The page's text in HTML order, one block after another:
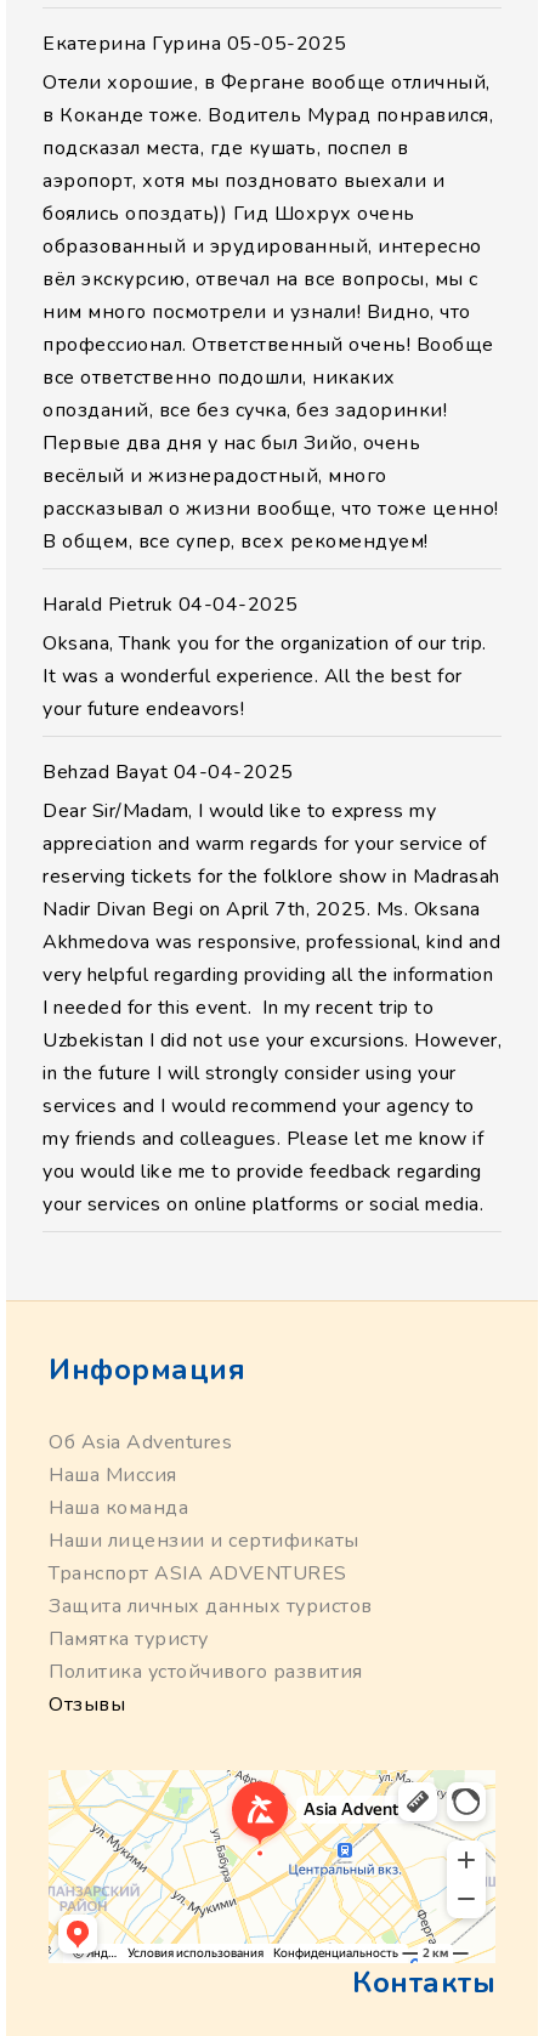
Екатерина Гурина 05-05-2025
Отели хорошие, в Фергане вообще отличный,
в Коканде тоже. Водитель Мурад понравился,
подсказал места, где кушать, поспел в
аэропорт, хотя мы поздновато выехали и
боялись опоздать)) Гид Шохрух очень
образованный и эрудированный, интересно
вёл экскурсию, отвечал на все вопросы, мы с
ним много посмотрели и узнали! Видно, что
профессионал. Ответственный очень! Вообще
все ответственно подошли, никаких
опозданий, все без сучка, без задоринки!
Первые два дня у нас был Зийо, очень
весёлый и жизнерадостный, много
рассказывал о жизни вообще, что тоже ценно!
В общем, все супер, всех рекомендуем!
Harald Pietruk 04-04-2025
Oksana, Thank you for the organization of our trip.
It was a wonderful experience. All the best for
your future endeavors!
Behzad Bayat 04-04-2025
Dear Sir/Madam, I would like to express my
appreciation and warm regards for your service of
reserving tickets for the folklore show in Madrasah
Nadir Divan Begi on April 7th, 2025. Ms. Oksana
Akhmedova was responsive, professional, kind and
very helpful regarding providing all the information
I needed for this event. In my recent trip to
Uzbekistan I did not use your excursions. However,
in the future I will strongly consider using your
services and I would recommend your agency to
my friends and colleagues. Please let me know if
you would like me to provide feedback regarding
your services on online platforms or social media.
Информация
Об Asia Adventures
Наша Миссия
Наша команда
Наши лицензии и сертификаты
Транспорт ASIA ADVENTURES
Защита личных данных туристов
Памятка туристу
Политика устойчивого развития
Отзывы
Контакты